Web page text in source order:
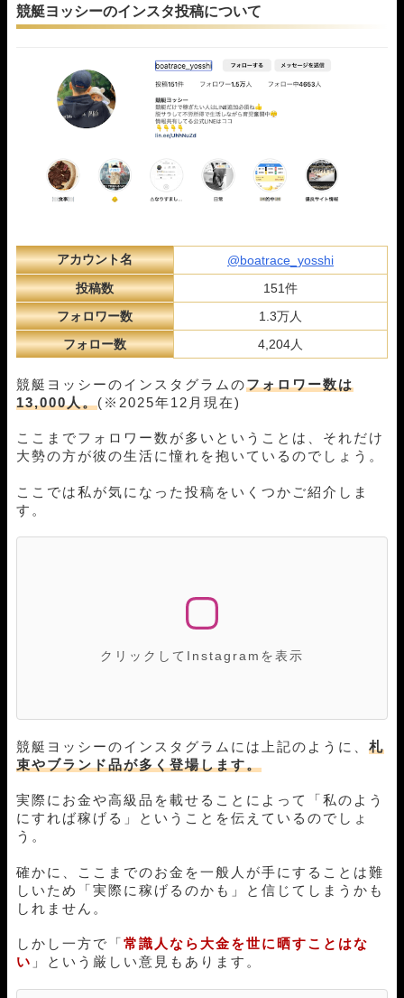
競艇ヨッシーのインスタ投稿について
アカウント名
@boatrace_yosshi
投稿数
151件
フォロワー数
1.3万人
フォロー数
4,204人
競艇ヨッシーのインスタグラムのフォロワー数は
13,000人。(※2025年12月現在)
ここまでフォロワー数が多いということは、それだけ
大勢の方が彼の生活に憧れを抱いているのでしょう。
ここでは私が気になった投稿をいくつかご紹介しま
す。
クリックしてInstagramを表示
競艇ヨッシーのインスタグラムには上記のように、 札
束やブランド品が多く登場します。
実際にお金や高級品を載せることによって「私のよう
にすれば稼げる」ということを伝えているのでしょ
う。
確かに、ここまでのお金を一般人が手にすることは難
しいため「実際に稼げるのかも」と信じてしまうかも
しれません。
しかし一方で「常識人なら大金を世に晒すことはな
い 」という厳しい意見もあります。